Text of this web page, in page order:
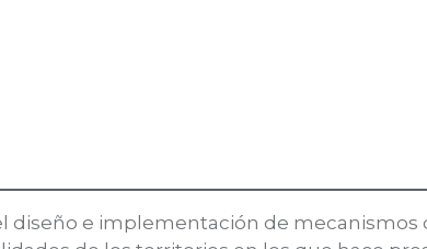
diseño e implementación de